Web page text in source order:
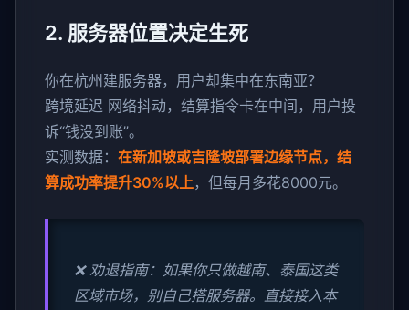
2. 服务器位置决定生死
你在杭州建服务器，用户却集中在东南亚？
跨境延迟 网络抖动，结算指令卡在中间，用户投
诉“钱没到账”。
实测数据： 在新加坡或吉隆坡部署边缘节点，结
算成功率提升30%以上 ，但每月多花8000元。
❌ 劝退指南：如果你只做越南、泰国这类
区域市场，别自己搭服务器。直接接入本